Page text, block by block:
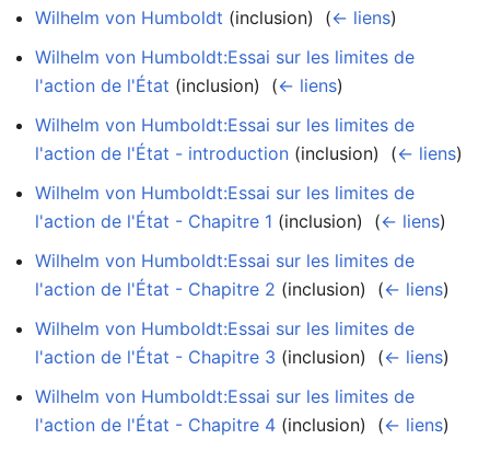
Wilhelm von Humboldt (inclusion) ‎ (← liens)
Wilhelm von Humboldt:Essai sur les limites de
l'action de l'État (inclusion) ‎ (← liens)
Wilhelm von Humboldt:Essai sur les limites de
l'action de l'État - introduction (inclusion) ‎ (← liens)
Wilhelm von Humboldt:Essai sur les limites de
l'action de l'État - Chapitre 1 (inclusion) ‎ (← liens)
Wilhelm von Humboldt:Essai sur les limites de
l'action de l'État - Chapitre 2 (inclusion) ‎ (← liens)
Wilhelm von Humboldt:Essai sur les limites de
l'action de l'État - Chapitre 3 (inclusion) ‎ (← liens)
Wilhelm von Humboldt:Essai sur les limites de
l'action de l'État - Chapitre 4 (inclusion) ‎ (← liens)